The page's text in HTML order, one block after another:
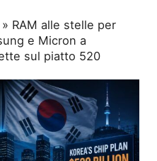
» RAM alle stelle per
e Micron a
sul piatto 520